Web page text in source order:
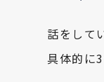
話をして
具体的に